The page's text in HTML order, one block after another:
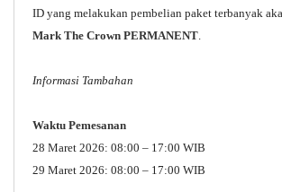
ID yang melakukan pembelian paket terbanyak
Mark The Crown PERMANENT
Informasi Tambahan
Waktu Pemesanan
28 Maret 2026: 08:00 – 17:00 WIB
29 Maret 2026: 08:00 – 17:00 WIB